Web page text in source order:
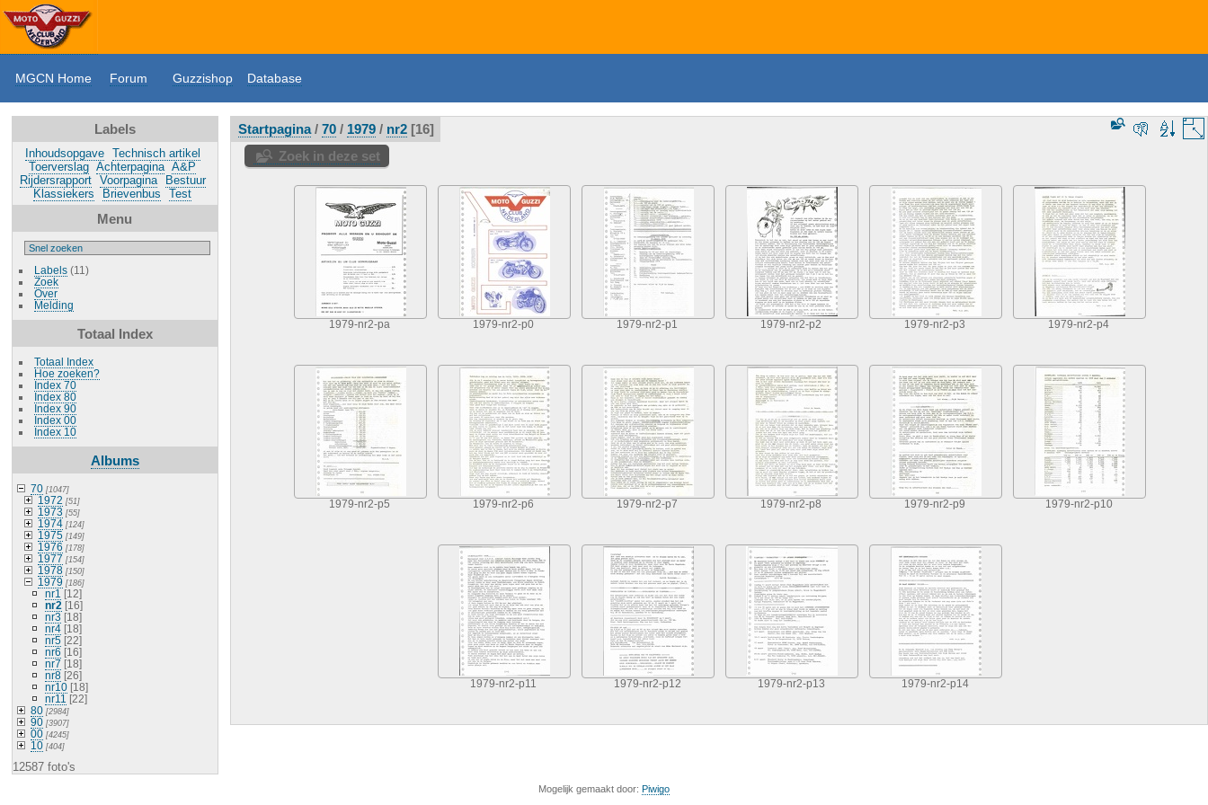
MGCN Home Forum Guzzishop Database
Labels
Inhoudsopgave
Technisch artikel
Toerverslag Achterpagina A&P
Rijdersrapport
Voorpagina
Bestuur
Klassiekers
Brievenbus Test
Menu
Labels(11)
Zoek
Over
Melding
Totaal Index
Totaal Index
Hoe zoeken?
Index 70
Index 80
Index 90
Index 00
Index 10
Albums
70[1047]
1972 [51]
1973 [55]
1974[124]
1975[149]
1976 [178]
1977 [154]
1978[150]
1979 [186]
nr1 [12]
nr2 [16]
nr3 [18]
nr4[18]
nr5[22]
nr6 [16]
nr7 [18]
nr8[26]
nr10[18]
nr11 [22]
80[2984]
90[3907]
00[4245]
10[404]
12587 foto's
Startpagina/ 70/ 1979/ nr2 16
Zoek in deze set
1979-nr2-pa 1979-nr2-p0 1979-nr2-p1 1979-nr2-p2 1979-nr2-p3 1979-nr2-p4
1979-nr2-p5 1979-nr2-p6 1979-nr2-p7 1979-nr2-p8 1979-nr2-p9 1979-nr2-p10
1979-nr2-p11 1979-nr2-p12 1979-nr2-p13 1979-nr2-p14
Mogelijk gemaakt door: Piwigo